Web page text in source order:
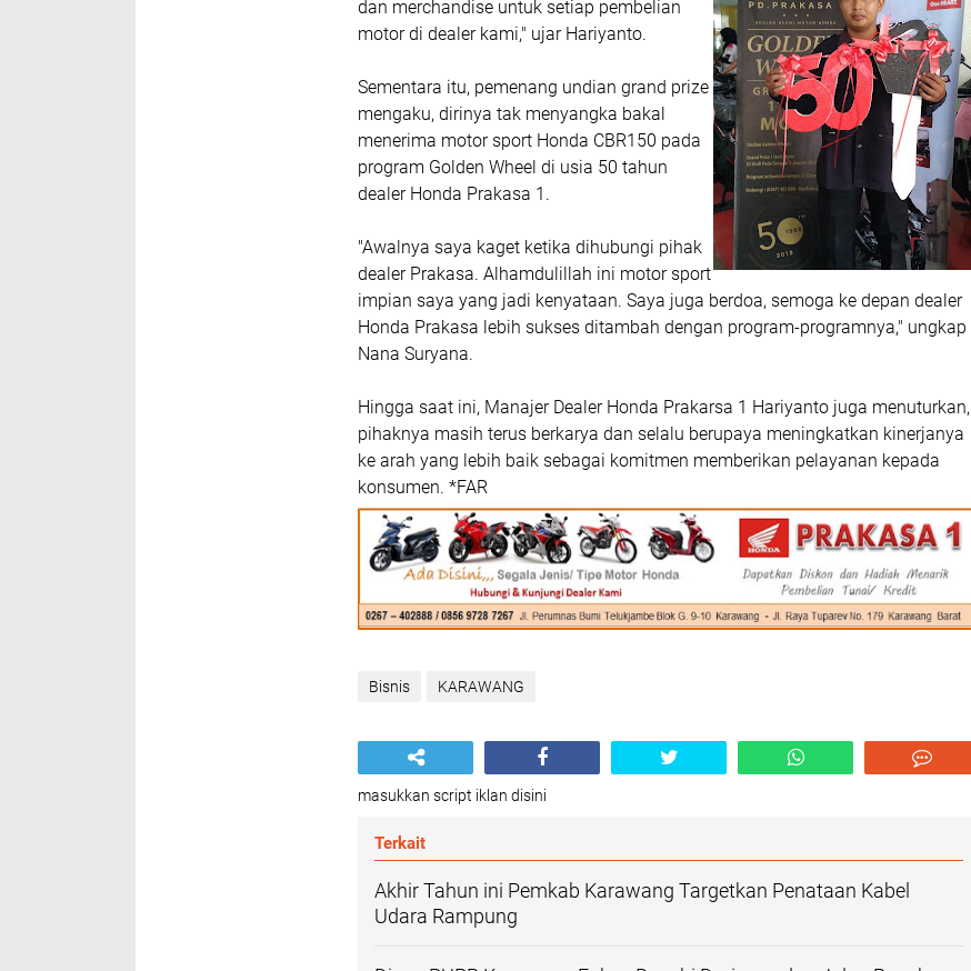
dan merchandise untuk setiap pembelian
motor di dealer kami," ujar Hariyanto.
Sementara itu, pemenang undian grand prize
mengaku, dirinya tak menyangka bakal
menerima motor sport Honda CBR150 pada
program Golden Wheel di usia 50 tahun
dealer Honda Prakasa 1.
"Awalnya saya kaget ketika dihubungi pihak
dealer Prakasa. Alhamdulillah ini motor sport
impian saya yang jadi kenyataan. Saya juga berdoa, semoga ke depan dealer
Honda Prakasa lebih sukses ditambah dengan program-programnya," ungkap
Nana Suryana.
Hingga saat ini, Manajer Dealer Honda Prakarsa 1 Hariyanto juga menuturkan,
pihaknya masih terus berkarya dan selalu berupaya meningkatkan kinerjanya
ke arah yang lebih baik sebagai komitmen memberikan pelayanan kepada
konsumen. *FAR
Bisnis KARAWANG
masukkan script iklan disini
Terkait
Akhir Tahun ini Pemkab Karawang Targetkan Penataan Kabel
Udara Rampung